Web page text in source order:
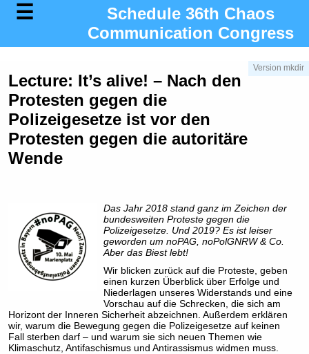
Schedule 36th Chaos
Communication Congress
Version mkdir
Lecture: It’s alive! – Nach den
Protesten gegen die
Polizeigesetze ist vor den
Protesten gegen die autoritäre
Wende
Das Jahr 2018 stand ganz im Zeichen der
bundesweiten Proteste gegen die
Polizeigesetze. Und 2019? Es ist leiser
geworden um noPAG, noPolGNRW & Co.
Aber das Biest lebt!
Wir blicken zurück auf die Proteste, geben
einen kurzen Überblick über Erfolge und
Niederlagen unseres Widerstands und eine
Vorschau auf die Schrecken, die sich am
Horizont der Inneren Sicherheit abzeichnen. Außerdem erklären
wir, warum die Bewegung gegen die Polizeigesetze auf keinen
Fall sterben darf – und warum sie sich neuen Themen wie
Klimaschutz, Antifaschismus und Antirassismus widmen muss.